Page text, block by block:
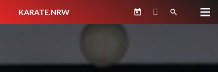
KARATE.NRW today search